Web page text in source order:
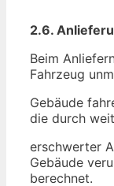
2.6.
Beim
Fahrzeug
Gebäude
die durch
erschwerter
Gebäude
berechnet.